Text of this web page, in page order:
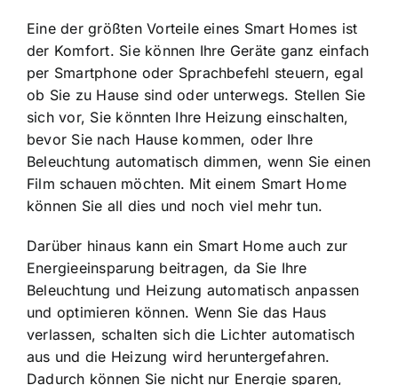
Eine der größten Vorteile eines Smart Homes ist
der Komfort. Sie können Ihre Geräte ganz einfach
per Smartphone oder Sprachbefehl steuern, egal
ob Sie zu Hause sind oder unterwegs. Stellen Sie
sich vor, Sie könnten Ihre Heizung einschalten,
bevor Sie nach Hause kommen, oder Ihre
Beleuchtung automatisch dimmen, wenn Sie einen
Film schauen möchten. Mit einem Smart Home
können Sie all dies und noch viel mehr tun.
Darüber hinaus kann ein Smart Home auch zur
Energieeinsparung beitragen, da Sie Ihre
Beleuchtung und Heizung automatisch anpassen
und optimieren können. Wenn Sie das Haus
verlassen, schalten sich die Lichter automatisch
aus und die Heizung wird heruntergefahren.
Dadurch können Sie nicht nur Energie sparen,